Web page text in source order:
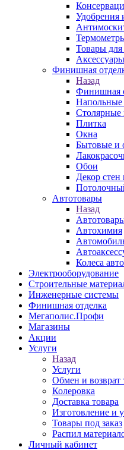
Удобрения
Товары для
Финишная
Назад
Финишная
Напольные
Столярные
Плитка
Окна
Бытовые и
Обои
Декор стен
Автотовары
Назад
Автохимия
Колеса
Электрооборудование
Строительные
Инженерные системы
Финишная отделка
Мегаполис.Профи
Магазины
Акции
Услуги
Назад
Услуги
Обмен и возврат
Колеровка
Доставка товара
Изготовление и
Товары под заказ
Распил
Личный кабинет